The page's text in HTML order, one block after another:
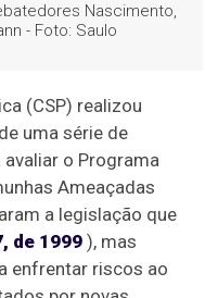
Nascimento,
- Foto: Saulo
(CSP) realizou
uma série de
o Programa
Ameaçadas
a legislação que
de 1999 ), mas
enfrentar riscos ao